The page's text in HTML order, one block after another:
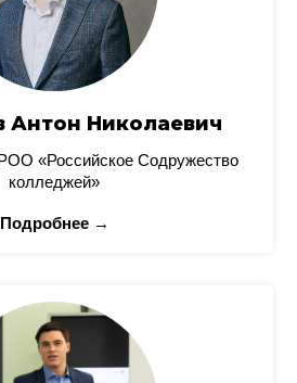
Антон Николаевич
«Российское Содружество
колледжей»
Подробнее →